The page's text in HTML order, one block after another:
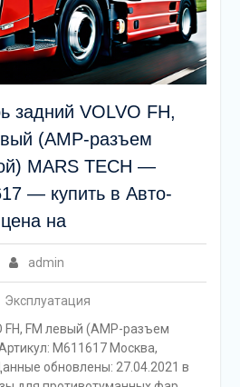
задний VOLVO FH,
(АМР-разъем
MARS TECH —
— купить в Авто-
на
admin
Эксплуатация
FH, FM левый (АМР-разъем
M611617 Москва,
обновлены: 27.04.2021 в